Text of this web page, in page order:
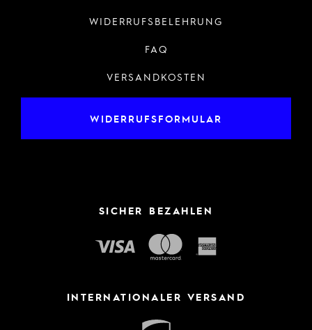
WIDERRUFSBELEHRUNG
FAQ
VERSANDKOSTEN
WIDERRUFSFORMULAR
SICHER BEZAHLEN
INTERNATIONALER VERSAND